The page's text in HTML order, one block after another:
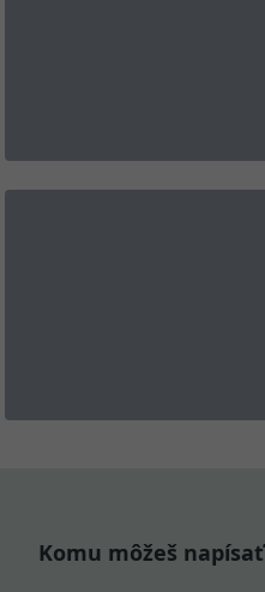
Komu môžeš napísať